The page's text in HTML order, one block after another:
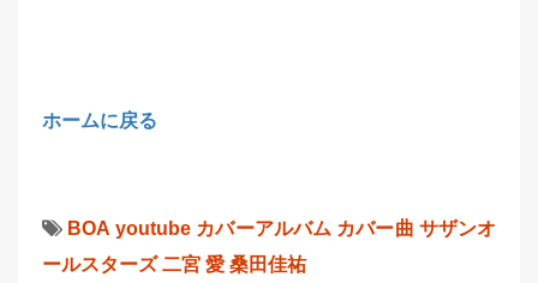
ホームに戻る
BOA youtube カバーアルバム カバー曲 サザンオ
ールスターズ 二宮 愛 桑田佳祐